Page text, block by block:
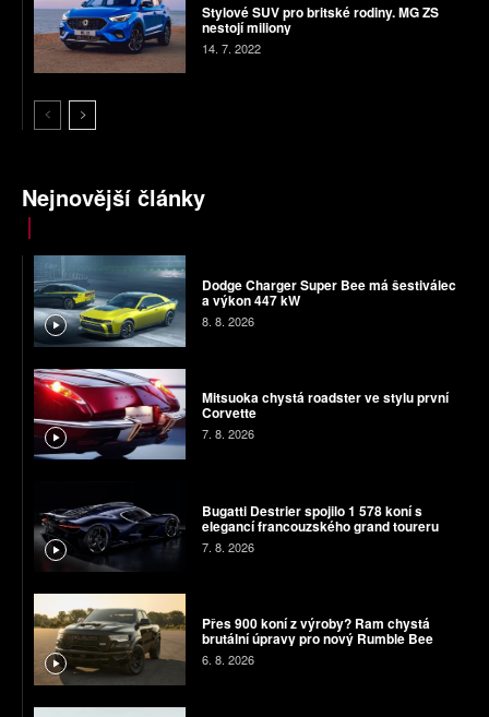
Stylové SUV pro britské rodiny. MG ZS
nestojí miliony
14. 7. 2022
Nejnovější články
Dodge Charger Super Bee má šestiválec
a výkon 447 kW
8. 8. 2026
Mitsuoka chystá roadster ve stylu první
Corvette
7. 8. 2026
Bugatti Destrier spojilo 1 578 koní s
elegancí francouzského grand toureru
7. 8. 2026
Přes 900 koní z výroby? Ram chystá
brutální úpravy pro nový Rumble Bee
6. 8. 2026